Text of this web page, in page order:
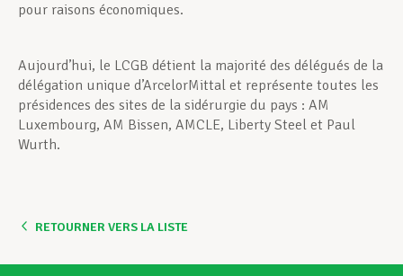
pour raisons économiques.
Aujourd’hui, le LCGB détient la majorité des délégués de la
délégation unique d’ArcelorMittal et représente toutes les
présidences des sites de la sidérurgie du pays : AM
Luxembourg, AM Bissen, AMCLE, Liberty Steel et Paul
Wurth.
RETOURNER VERS LA LISTE